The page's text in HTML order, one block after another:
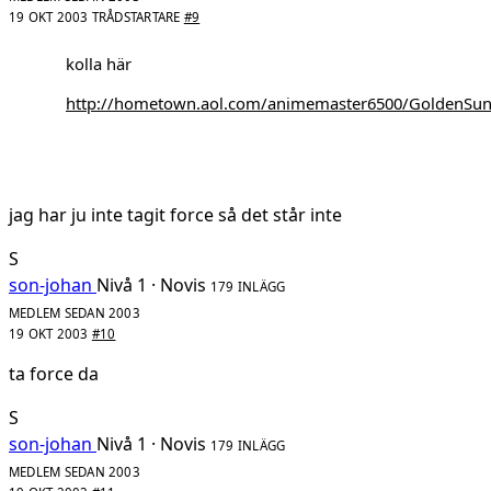
19 OKT 2003 TRÅDSTARTARE #9
kolla här
http://hometown.aol.com/animemaster6500/
jag har ju inte tagit force så det står inte
S
son-johan Nivå 1 · Novis 179 INLÄGG
MEDLEM SEDAN 2003
19 OKT 2003 #10
ta force da
S
son-johan Nivå 1 · Novis 179 INLÄGG
MEDLEM SEDAN 2003